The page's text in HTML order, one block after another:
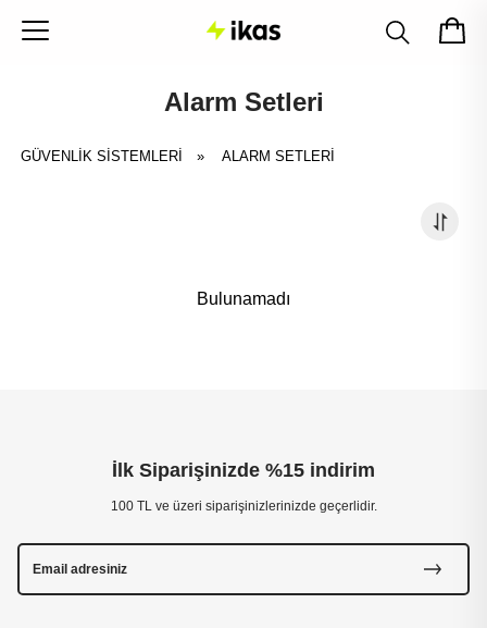
Alarm Setleri
GÜVENLİK SİSTEMLERİ » ALARM SETLERI
Bulunamadı
İlk Siparişinizde %15 indirim
100 TL ve üzeri siparişinizlerinizde geçerlidir.